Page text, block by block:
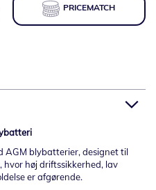
PRICEMATCH
AGM blybatterier, designet til
høj driftssikkerhed, lav
er afgørende.